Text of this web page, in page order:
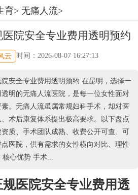
育> 无痛人流>
院安全专业费用透明预约
云 时间：2026-08-07 16:27:13
安全专业费用透明预约 在昆明，选择一
明的无痛人流医院，是每一位女性面对
。无痛人流虽属常规妇科手术，却对医
术后康复体系提出极高要求。以下盘点
质、手术团队成熟、收费公开可查、可
医院，供有需求的女性横向对比、理性
心优势 手术...
医院安全专业费用透